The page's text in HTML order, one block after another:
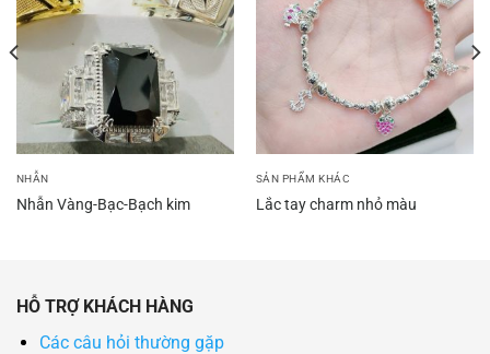
NHẪN
Nhẫn Vàng-Bạc-Bạch kim
SẢN PHẨM KHÁC
Lắc tay charm nhỏ màu
HỖ TRỢ KHÁCH HÀNG
Các câu hỏi thường gặp